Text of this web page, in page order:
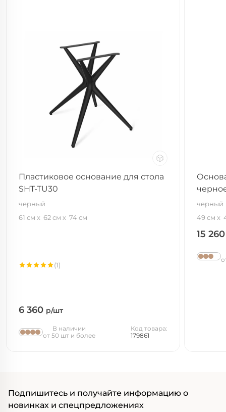
Пластиковое основание для стола
SHT-TU30
черный
61 см
62 см 74 см
6 360 р/шт
(1)
В наличии
от 50 шт и более
Код товара:
179861
черный
49 см
15
Подпишитесь и получайте информацию о
новинках и спецпредложениях